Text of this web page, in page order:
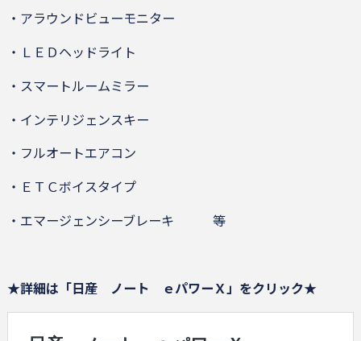
・アラウンドビューモニター
・ＬＥＤヘッドライト
・スマートルームミラー
・インテリジェンスキー
・フルオートエアコン
・ＥＴＣボイスタイプ
・エマージェンシーブレーキ 等
★詳細は「日産 ノート ｅパワーＸ」をクリック★